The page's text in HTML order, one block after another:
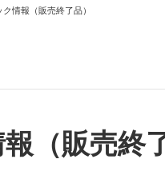
を
ス
情報（販売終了品）
（販売終